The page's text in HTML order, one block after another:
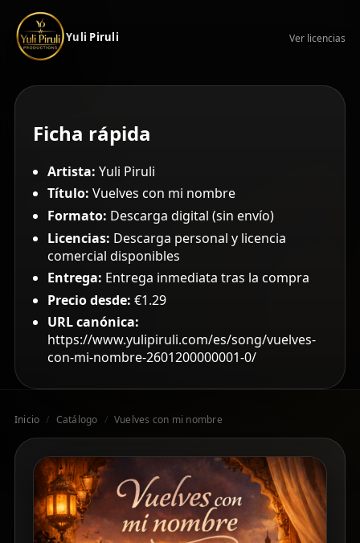
Yuli Piruli Ver licencias
Ficha rápida
Artista: Yuli Piruli
Título: Vuelves con mi nombre
Formato: Descarga digital (sin envío)
Licencias: Descarga personal y licencia
comercial disponibles
Entrega: Entrega inmediata tras la compra
Precio desde: €1.29
URL canónica:
https://www.yulipiruli.com/es/song/vuelves-
con-mi-nombre-2601200000001-0/
Inicio / Catálogo / Vuelves con mi nombre